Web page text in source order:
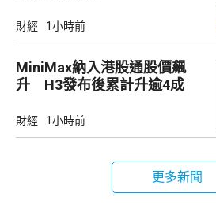
財經 1小時前
MiniMax納入港股通股價飆
升 H3發布後累計升逾4成
財經 1小時前
更多新聞